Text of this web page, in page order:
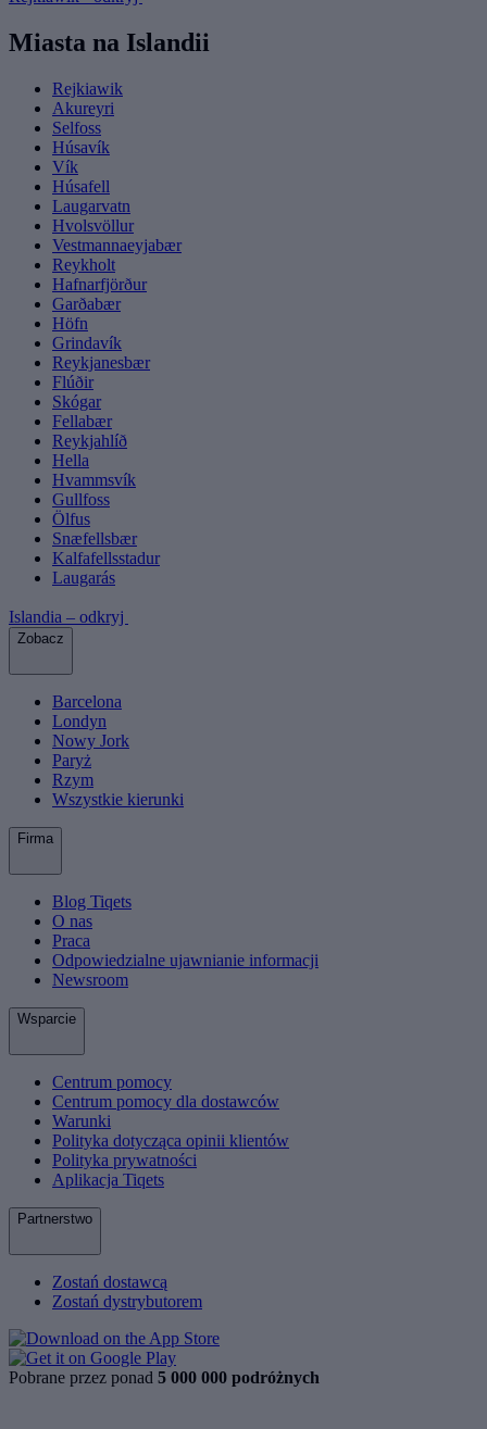
Miasta na Islandii
Rejkiawik
Akureyri
Selfoss
Húsavík
Vík
Húsafell
Laugarvatn
Hvolsvöllur
Vestmannaeyjabær
Reykholt
Hafnarfjörður
Garðabær
Höfn
Grindavík
Reykjanesbær
Flúðir
Skógar
Fellabær
Reykjahlíð
Hella
Hvammsvík
Gullfoss
Ölfus
Snæfellsbær
Kalfafellsstadur
Laugarás
Islandia – odkryj
Zobacz
Barcelona
Londyn
Nowy Jork
Paryż
Rzym
Wszystkie kierunki
Firma
Blog Tiqets
O nas
Praca
Odpowiedzialne ujawnianie informacji
Newsroom
Wsparcie
Centrum pomocy
Centrum pomocy dla dostawców
Warunki
Polityka dotycząca opinii klientów
Polityka prywatności
Aplikacja Tiqets
Partnerstwo
Zostań dostawcą
Zostań dystrybutorem
Pobrane przez ponad 5 000 000 podróżnych